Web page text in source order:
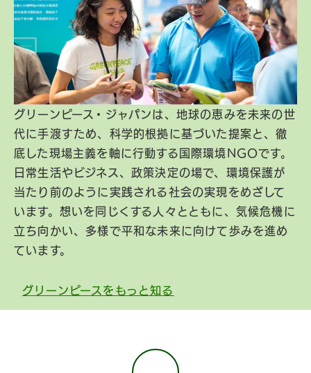
グリーンピース・ジャパンは、地球の恵みを未来の世
代に手渡すため、科学的根拠に基づいた提案と、徹
底した現場主義を軸に行動する国際環境NGOです。
日常生活やビジネス、政策決定の場で、環境保護が
当たり前のように実践される社会の実現をめざして
います。想いを同じくする人々とともに、気候危機に
立ち向かい、多様で平和な未来に向けて歩みを進め
ています。
グリーンピースをもっと知る